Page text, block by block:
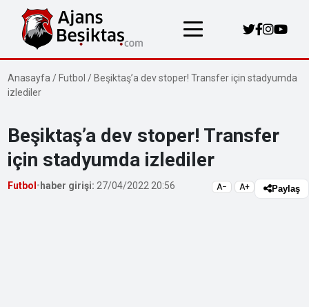
Anasayfa / Futbol / Beşiktaş’a dev stoper! Transfer için stadyumda
izlediler
Beşiktaş’a dev stoper! Transfer
için stadyumda izlediler
Futbol • haber girişi: 27/04/2022 20:56 A− A+ Paylaş